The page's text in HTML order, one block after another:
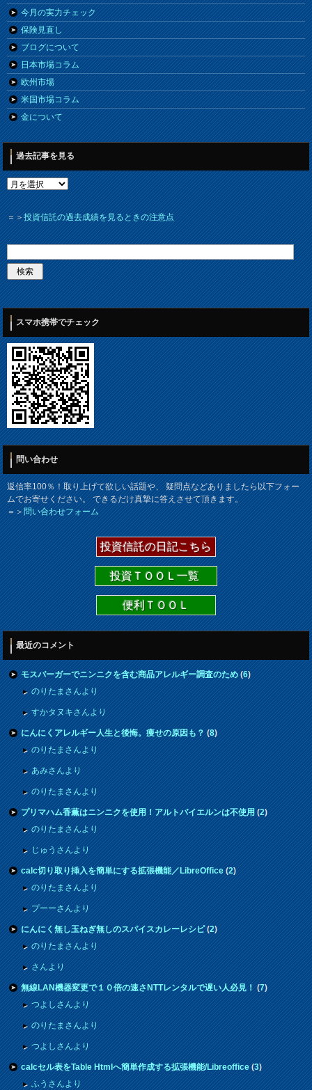
今月の実力チェック
保険見直し
ブログについて
日本市場コラム
欧州市場
米国市場コラム
金について
過去記事を見る
＝＞投資信託の過去成績を見るときの注意点
スマホ携帯でチェック
問い合わせ
返信率100％！取り上げて欲しい話題や、 疑問点などありましたら以下フォー
ムでお寄せください。 できるだけ真摯に答えさせて頂きます。
＝＞問い合わせフォーム
投資信託の日記こちら
投資ＴＯＯＬ一覧
便利ＴＯＯＬ
最近のコメント
モスバーガーでニンニクを含む商品アレルギー調査のため(6)
のりたまさんより
すかタヌキさんより
にんにくアレルギー人生と後悔。痩せの原因も？(8)
のりたまさんより
あみさんより
のりたまさんより
プリマハム香薫はニンニクを使用！アルトバイエルンは不使用(2)
のりたまさんより
じゅうさんより
calc切り取り挿入を簡単にする拡張機能／LibreOffice(2)
のりたまさんより
プーーさんより
にんにく無し玉ねぎ無しのスパイスカレーレシピ(2)
のりたまさんより
さんより
無線LAN機器変更で１０倍の速さNTTレンタルで遅い人必見！(7)
つよしさんより
のりたまさんより
つよしさんより
calcセル表をTable Htmlへ簡単作成する拡張機能/Libreoffice(3)
ふうさんより